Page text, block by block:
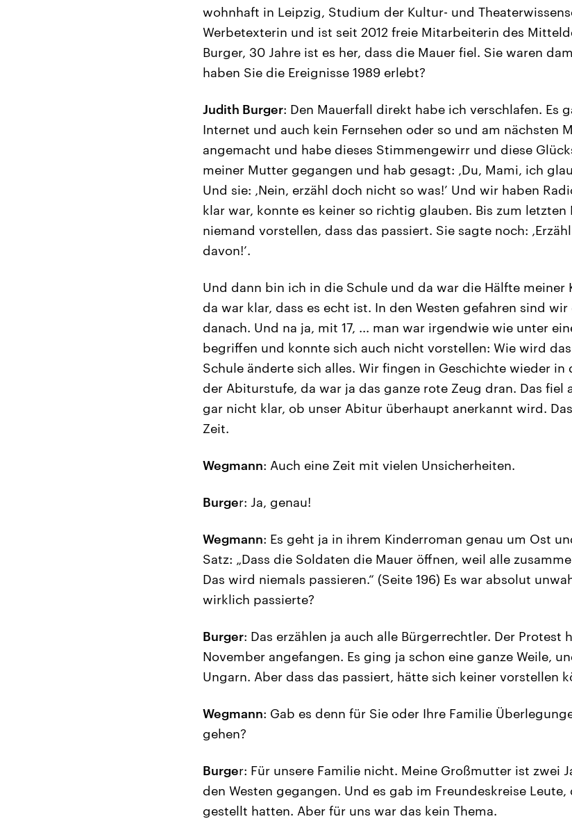
wohnhaft in Leipzig, Studium der Kultur- und
Werbetexterin und ist seit 2012 freie Mitarbeiterin des
Burger, 30 Jahre ist es her, dass die Mauer fiel. Sie waren
haben Sie die Ereignisse 1989 erlebt?
Judith Burger: Den Mauerfall direkt habe ich verschlafen. Es
Internet und auch kein Fernsehen oder so und am nächsten
angemacht und habe dieses Stimmengewirr und diese
meiner Mutter gegangen und hab gesagt: ‚Du, Mami, ich
Und sie: ‚Nein, erzähl doch nicht so was!’ Und wir haben
klar war, konnte es keiner so richtig glauben. Bis zum
niemand vorstellen, dass das passiert. Sie sagte noch:
davon!’.
Und dann bin ich in die Schule und da war die Hälfte meiner
da war klar, dass es echt ist. In den Westen gefahren sind
danach. Und na ja, mit 17, ... man war irgendwie wie unter
begriffen und konnte sich auch nicht vorstellen: Wie wird
Schule änderte sich alles. Wir fingen in Geschichte wieder in
der Abiturstufe, da war ja das ganze rote Zeug dran. Das fiel
gar nicht klar, ob unser Abitur überhaupt anerkannt wird.
Zeit.
Wegmann: Auch eine Zeit mit vielen Unsicherheiten.
Burger: Ja, genau!
Wegmann: Es geht ja in ihrem Kinderroman genau um Ost
Satz: „Dass die Soldaten die Mauer öffnen, weil alle
Das wird niemals passieren.“ (Seite 196) Es war absolut
wirklich passierte?
Burger: Das erzählen ja auch alle Bürgerrechtler. Der Protest
November angefangen. Es ging ja schon eine ganze Weile,
Ungarn. Aber dass das passiert, hätte sich keiner vorstellen
Wegmann: Gab es denn für Sie oder Ihre Familie
gehen?
Burger: Für unsere Familie nicht. Meine Großmutter ist zwei
den Westen gegangen. Und es gab im Freundeskreise
gestellt hatten. Aber für uns war das kein Thema.